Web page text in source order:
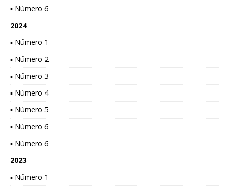
▪ Número 6
2024
▪ Número 1
▪ Número 2
▪ Número 3
▪ Número 4
▪ Número 5
▪ Número 6
▪ Número 6
2023
▪ Número 1